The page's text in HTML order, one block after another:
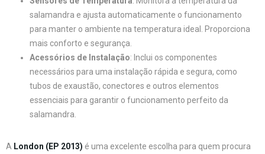
salamandra e ajusta automaticamente o funcionamento
para manter o ambiente na temperatura ideal. Proporciona
mais conforto e segurança.
Acessórios de Instalação: Inclui os componentes
necessários para uma instalação rápida e segura, como
tubos de exaustão, conectores e outros elementos
essenciais para garantir o funcionamento perfeito da
salamandra.
A London (EP 2013) é uma excelente escolha para quem procura